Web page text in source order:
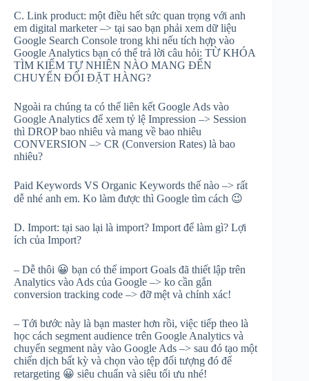
C. Link product: một điều hết sức quan trọng với anh
em digital marketer –> tại sao bạn phải xem dữ liệu
Google Search Console trong khi nếu tích hợp vào
Google Analytics bạn có thể trả lời câu hỏi: TỪ KHÓA
TÌM KIẾM TỰ NHIÊN NÀO MANG ĐẾN
CHUYỂN ĐỔI ĐẶT HÀNG?
Ngoài ra chúng ta có thể liên kết Google Ads vào
Google Analytics để xem tỷ lệ Impression –> Session
thì DROP bao nhiêu và mang về bao nhiêu
CONVERSION –> CR (Conversion Rates) là bao
nhiêu?
Paid Keywords VS Organic Keywords thế nào –> rất
dễ nhé anh em. Ko làm được thì Google tìm cách 😉
D. Import: tại sao lại là import? Import để làm gì? Lợi
ích của Import?
– Dễ thôi 😀 bạn có thể import Goals đã thiết lập trên
Analytics vào Ads của Google –> ko cần gắn
conversion tracking code –> đỡ mệt và chính xác!
– Tới bước này là bạn master hơn rồi, việc tiếp theo là
học cách segment audience trên Google Analytics và
chuyển segment này vào Google Ads –> sau đó tạo một
chiến dịch bất kỳ và chọn vào tệp đối tượng đó để
retargeting 😀 siêu chuẩn và siêu tối ưu nhé!